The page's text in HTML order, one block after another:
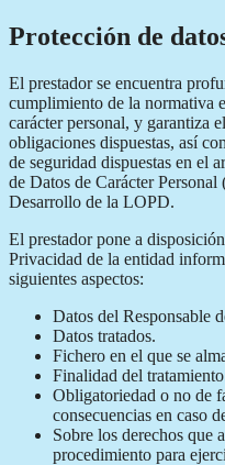
Protección de
El prestador se encuentra
cumplimiento de la normativa
carácter personal, y garantiza
obligaciones dispuestas, así
de seguridad dispuestas en el
de Datos de Carácter
Desarrollo de la LOPD.
El prestador pone a
Privacidad de la entidad
siguientes aspectos:
Datos del Responsable
Datos tratados.
Fichero en el que se
Finalidad del
Obligatoriedad o no de
consecuencias en caso
Sobre los derechos que
procedimiento para